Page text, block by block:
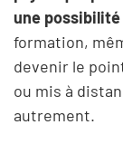
une
formation,
devenir le
ou mis à
autrement.